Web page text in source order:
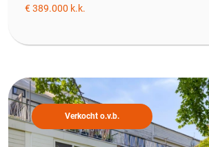
€ 389.000 k.k.
Verkocht o.v.b.